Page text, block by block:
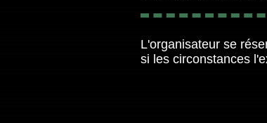
L'organisateur se
si les circonstances